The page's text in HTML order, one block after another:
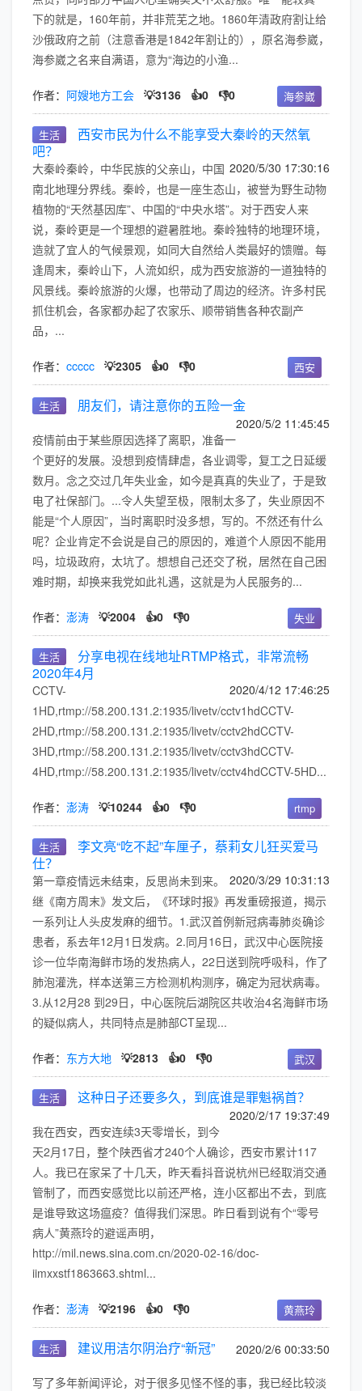
下的就是，160年前，并非荒芜之地。1860年清政府割让给
沙俄政府之前（注意香港是1842年割让的），原名海参崴，
海参崴之名来自满语，意为“海边的小渔...
作者： 阿嫂地方工会 💡3136 👍0 👎0 海参崴
生活
西安市民为什么不能享受大秦岭的天然氧
吧？
2020/5/30 17:30:16
大秦岭秦岭，中华民族的父亲山，中国
南北地理分界线。秦岭，也是一座生态山，被誉为野生动物
植物的“天然基因库”、中国的“中央水塔”。对于西安人来
说，秦岭更是一个理想的避暑胜地。秦岭独特的地理环境，
造就了宜人的气候景观，如同大自然给人类最好的馈赠。每
逢周末，秦岭山下，人流如织，成为西安旅游的一道独特的
风景线。秦岭旅游的火爆，也带动了周边的经济。许多村民
抓住机会，各家都办起了农家乐、顺带销售各种农副产
品，...
作者： ccccc 💡2305 👍0 👎0 西安
生活 朋友们，请注意你的五险一金
2020/5/2 11:45:45
疫情前由于某些原因选择了离职，准备一
个更好的发展。没想到疫情肆虐，各业调零，复工之日延缓
数月。念之交过几年失业金，如今是真真的失业了，于是致
电了社保部门。...令人失望至极，限制太多了，失业原因不
能是“个人原因”，当时离职时没多想，写的。不然还有什么
呢？企业肯定不会说是自己的原因的，难道个人原因不能用
吗，垃圾政府，太坑了。想想自己还交了税，居然在自己困
难时期，却换来我党如此礼遇，这就是为人民服务的...
作者： 澎涛 💡2004 👍0 👎0 失业
生活
分享电视在线地址RTMP格式，非常流畅
2020年4月
2020/4/12 17:46:25
CCTV-
1HD,rtmp://58.200.131.2:1935/livetv/cctv1hdCCTV-
2HD,rtmp://58.200.131.2:1935/livetv/cctv2hdCCTV-
3HD,rtmp://58.200.131.2:1935/livetv/cctv3hdCCTV-
4HD,rtmp://58.200.131.2:1935/livetv/cctv4hdCCTV-5HD...
作者： 澎涛 💡10244 👍0 👎0 rtmp
生活
李文亮“吃不起”车厘子，蔡莉女儿狂买爱马
仕？
2020/3/29 10:31:13
第一章疫情远未结束，反思尚未到来。
继《南方周末》发文后，《环球时报》再发重磅报道，揭示
一系列让人头皮发麻的细节。1.武汉首例新冠病毒肺炎确诊
患者，系去年12月1日发病。2.同月16日，武汉中心医院接
诊一位华南海鲜市场的发热病人，22日送到院呼吸科，作了
肺泡灌洗，样本送第三方检测机构测序，确定为冠状病毒。
3.从12月28 到29日，中心医院后湖院区共收治4名海鲜市场
的疑似病人，共同特点是肺部CT呈现...
作者： 东方大地 💡2813 👍0 👎0 武汉
生活 这种日子还要多久，到底谁是罪魁祸首？
2020/2/17 19:37:49
我在西安，西安连续3天零增长，到今
天2月17日，整个陕西省才240个人确诊，西安市累计117
人。我已在家呆了十几天，昨天看抖音说杭州已经取消交通
管制了，而西安感觉比以前还严格，连小区都出不去，到底
是谁导致这场瘟疫？值得我们深思。昨日看到说有个“零号
病人”黄燕玲的避谣声明，
http://mil.news.sina.com.cn/2020-02-16/doc-
iimxxstf1863663.shtml...
作者： 澎涛 💡2196 👍0 👎0 黄燕玲
生活 建议用洁尔阴治疗“新冠” 2020/2/6 00:33:50
写了多年新闻评论，对于很多见怪不怪的事，我已经比较淡